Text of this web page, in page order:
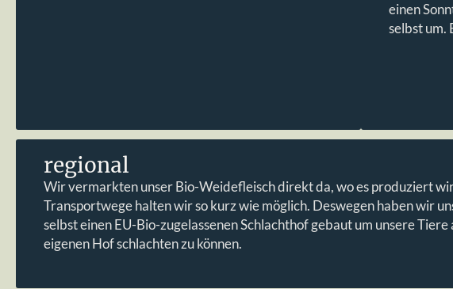
einen
selbst um.
regional
Wir vermarkten unser Bio-Weidefleisch direkt da, wo es produziert
Transportwege halten wir so kurz wie möglich. Deswegen haben wir
selbst einen EU-Bio-zugelassenen Schlachthof gebaut um unsere Tiere
eigenen Hof schlachten zu können.